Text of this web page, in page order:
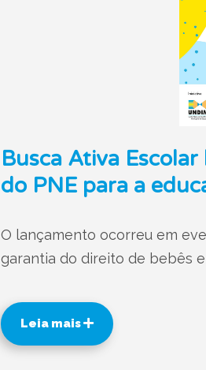
Busca Ativa
do PNE para a
O lançamento ocorreu em
garantia do direito de bebês
Leia mais